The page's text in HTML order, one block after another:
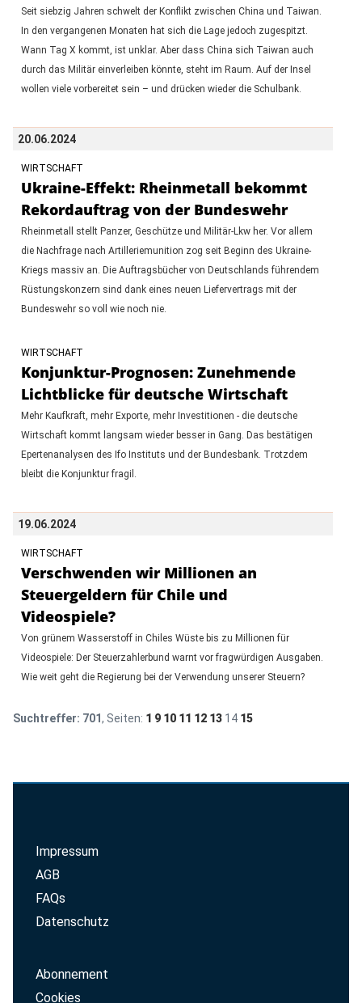
Seit siebzig Jahren schwelt der Konflikt zwischen China und Taiwan.
In den vergangenen Monaten hat sich die Lage jedoch zugespitzt.
Wann Tag X kommt, ist unklar. Aber dass China sich Taiwan auch
durch das Militär einverleiben könnte, steht im Raum. Auf der Insel
wollen viele vorbereitet sein – und drücken wieder die Schulbank.
20.06.2024
WIRTSCHAFT
Ukraine-Effekt: Rheinmetall bekommt
Rekordauftrag von der Bundeswehr
Rheinmetall stellt Panzer, Geschütze und Militär-Lkw her. Vor allem
die Nachfrage nach Artilleriemunition zog seit Beginn des Ukraine-
Kriegs massiv an. Die Auftragsbücher von Deutschlands führendem
Rüstungskonzern sind dank eines neuen Liefervertrags mit der
Bundeswehr so voll wie noch nie.
WIRTSCHAFT
Konjunktur-Prognosen: Zunehmende
Lichtblicke für deutsche Wirtschaft
Mehr Kaufkraft, mehr Exporte, mehr Investitionen - die deutsche
Wirtschaft kommt langsam wieder besser in Gang. Das bestätigen
Epertenanalysen des Ifo Instituts und der Bundesbank. Trotzdem
bleibt die Konjunktur fragil.
19.06.2024
WIRTSCHAFT
Verschwenden wir Millionen an
Steuergeldern für Chile und
Videospiele?
Von grünem Wasserstoff in Chiles Wüste bis zu Millionen für
Videospiele: Der Steuerzahlerbund warnt vor fragwürdigen Ausgaben.
Wie weit geht die Regierung bei der Verwendung unserer Steuern?
Suchtreffer: 701, Seiten: 1 9 10 11 12 13 14 15
Impressum
AGB
FAQs
Datenschutz
Abonnement
Cookies